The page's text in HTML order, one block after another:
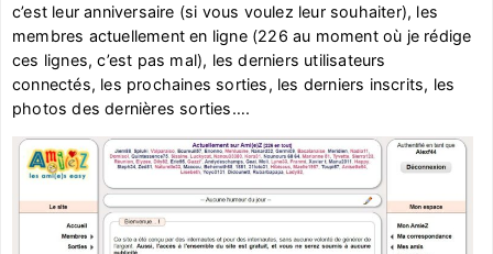
c’est leur anniversaire (si vous voulez leur souhaiter), les
membres actuellement en ligne (226 au moment où je rédige
ces lignes, c’est pas mal), les derniers utilisateurs
connectés, les prochaines sorties, les derniers inscrits, les
photos des dernières sorties….